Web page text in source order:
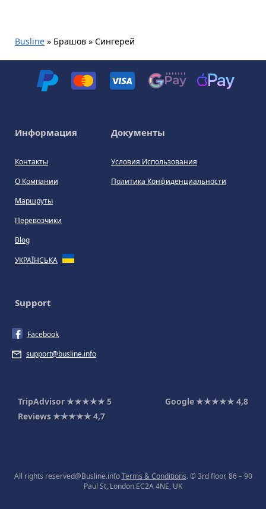
Busline » Брашов » Сингерей
Информация
Контакты
О Компании
Маршруты
Перевозчики
Blog
УКРАЇНСЬКА
Документы
Условия Использования
Политика Конфиденциальности
Support
Facebook
support@busline.info
TripAdvisor ★★★★★5 Google ★★★★★4,8
Reviews ★★★★★4,7
All rights reserved@Busline.infoTerms & Conditions. © 3rd floor, 86 – 90
Paul St, London EC2A 4NE, UK